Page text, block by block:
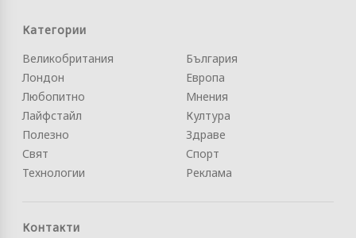
Категории
Великобритания
Лондон
Любопитно
Лайфстайл
Полезно
Свят
Технологии
България
Европа
Мнения
Култура
Здраве
Спорт
Реклама
Контакти